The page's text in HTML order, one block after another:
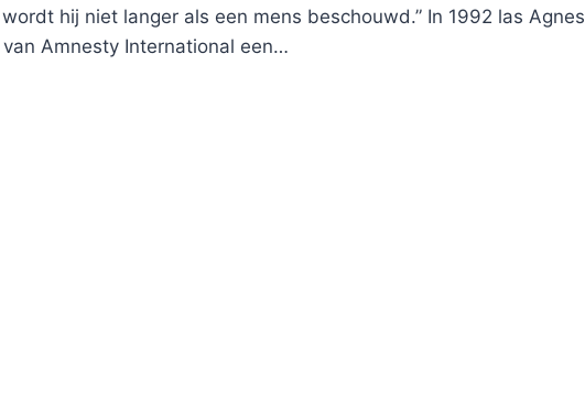
hij niet langer als een mens beschouwd.” In 1992 las Agnes
Amnesty International een…